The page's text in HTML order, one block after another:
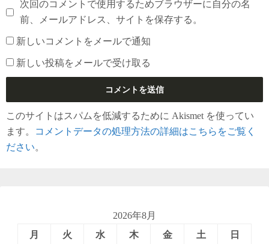
次回のコメントで使用するためブラウザーに自分の名
前、メールアドレス、サイトを保存する。
新しいコメントをメールで通知
新しい投稿をメールで受け取る
このサイトはスパムを低減するために Akismet を使ってい
ます。
コメントデータの処理方法の詳細はこちらをご覧く
ださい。
2026年8月
月
火 水 木 金 土 日